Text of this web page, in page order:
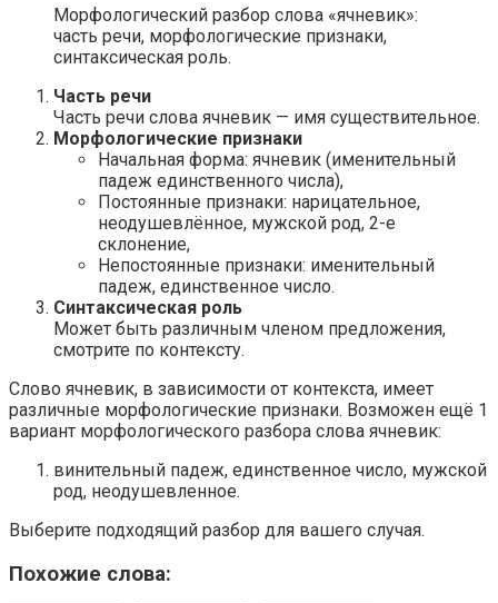
Морфологический разбор слова «ячневик»:
часть речи, морфологические признаки,
синтаксическая роль.
Часть речи
Часть речи слова ячневик — имя существительное.
Морфологические признаки
Начальная форма: ячневик (именительный
падеж единственного числа),
Постоянные признаки: нарицательное,
неодушевлённое, мужской род, 2-е
склонение,
Непостоянные признаки: именительный
падеж, единственное число.
Синтаксическая роль
Может быть различным членом предложения,
смотрите по контексту.
Слово ячневик, в зависимости от контекста, имеет
различные морфологические признаки. Возможен ещё 1
вариант морфологического разбора слова ячневик:
винительный падеж, единственное число, мужской
род, неодушевленное.
Выберите подходящий разбор для вашего случая.
Похожие слова: